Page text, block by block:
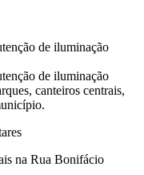
de iluminação
de iluminação
canteiros centrais,
na Rua Bonifácio